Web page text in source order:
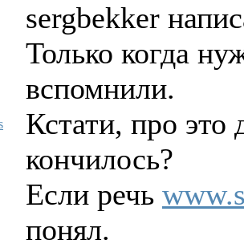
sergbekker
Только когда
вспомнили.
Кстати, про это
кончилось?
Если речь
понял.